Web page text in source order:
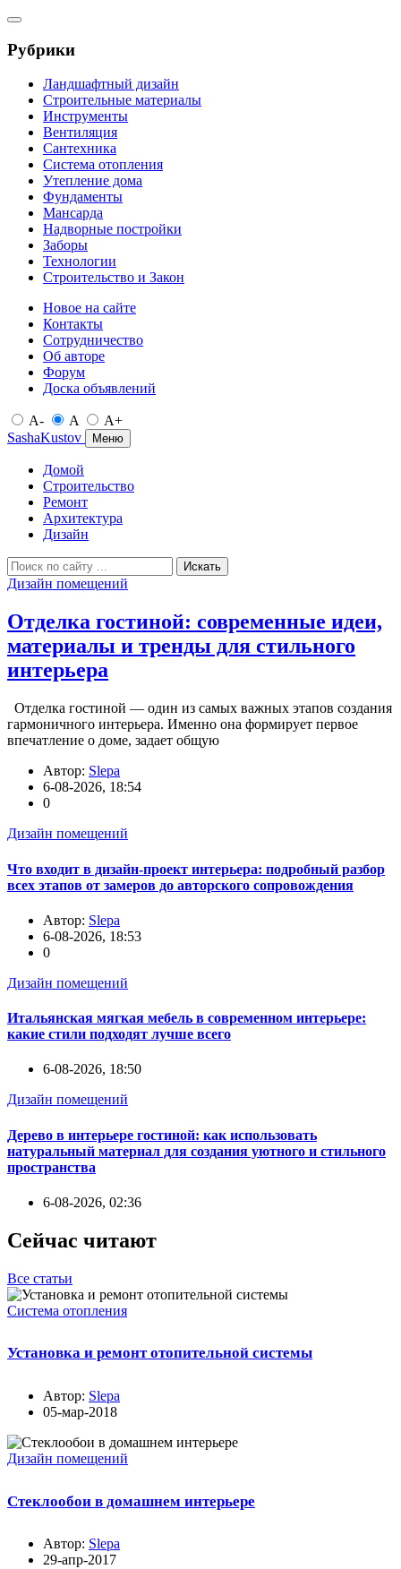
Рубрики
Ландшафтный дизайн
Строительные материалы
Инструменты
Вентиляция
Сантехника
Система отопления
Утепление дома
Фундаменты
Мансарда
Надворные постройки
Заборы
Технологии
Строительство и Закон
Новое на сайте
Контакты
Сотрудничество
Об авторе
Форум
Доска объявлений
A- A
A+
SashaKustov
Меню
Домой
Строительство
Ремонт
Архитектура
Дизайн
Искать
Дизайн помещений
Отделка гостиной: современные идеи,
материалы и тренды для стильного
интерьера
Отделка гостиной — один из самых важных этапов создания
гармоничного интерьера. Именно она формирует первое
впечатление о доме, задает общую
Автор: Slepa
6-08-2026, 18:54
0
Дизайн помещений
Что входит в дизайн-проект интерьера: подробный разбор
всех этапов от замеров до авторского сопровождения
Автор: Slepa
6-08-2026, 18:53
0
Дизайн помещений
Итальянская мягкая мебель в современном интерьере:
какие стили подходят лучше всего
6-08-2026, 18:50
Дизайн помещений
Дерево в интерьере гостиной: как использовать
натуральный материал для создания уютного и стильного
пространства
6-08-2026, 02:36
Сейчас читают
Все статьи
Система отопления
Установка и ремонт отопительной системы
Автор: Slepa
05-мар-2018
Дизайн помещений
Стеклообои в домашнем интерьере
Автор: Slepa
29-апр-2017